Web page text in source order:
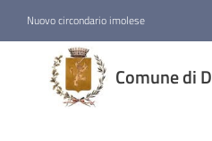
Nuovo circondario imolese
Comune di
Comune
di
Dozza